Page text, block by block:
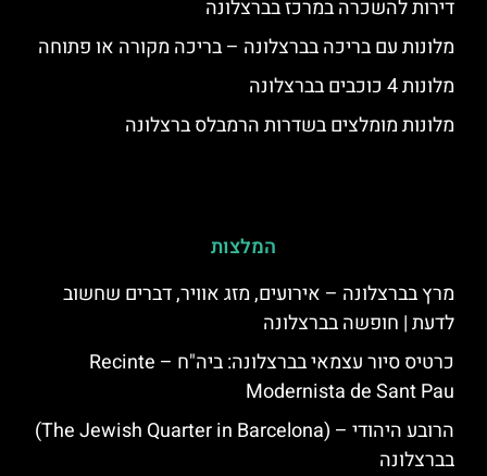
דירות להשכרה במרכז בברצלונה
מלונות עם בריכה בברצלונה – בריכה מקורה או פתוחה
מלונות 4 כוכבים בברצלונה
מלונות מומלצים בשדרות הרמבלס ברצלונה
המלצות
מרץ בברצלונה – אירועים, מזג אוויר, דברים שחשוב
לדעת | חופשה בברצלונה
כרטיס סיור עצמאי בברצלונה: ביה"ח – Recinte
Modernista de Sant Pau
הרובע היהודי – (The Jewish Quarter in Barcelona)
בברצלונה